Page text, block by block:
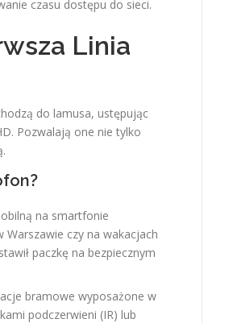
czasu dostępu do sieci.
Linia
do lamusa, ustępując
Pozwalają one nie tylko
na smartfonie
Warszawie czy na wakacjach
paczkę na bezpiecznym
bramowe wyposażone w
podczerwieni (IR) lub